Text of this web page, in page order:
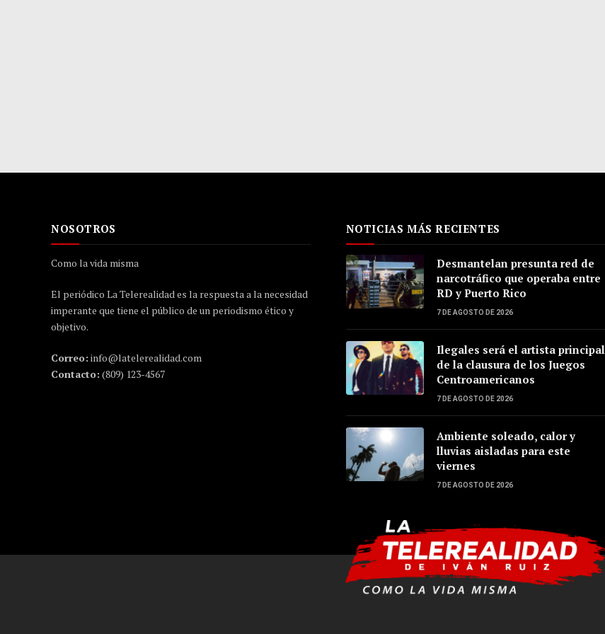
NOSOTROS
Como la vida misma
El periódico La Telerealidad es la respuesta a la necesidad
imperante que tiene el público de un periodismo ético y
objetivo.
Correo: info@latelerealidad.com
Contacto: (809) 123-4567
NOTICIAS MÁS RECIENTES
Desmantelan presunta red de
narcotráfico que operaba entre
RD y Puerto Rico
7 DE AGOSTO DE 2026
Ilegales será el artista principal
de la clausura de los Juegos
Centroamericanos
7 DE AGOSTO DE 2026
Ambiente soleado, calor y
lluvias aisladas para este
viernes
7 DE AGOSTO DE 2026